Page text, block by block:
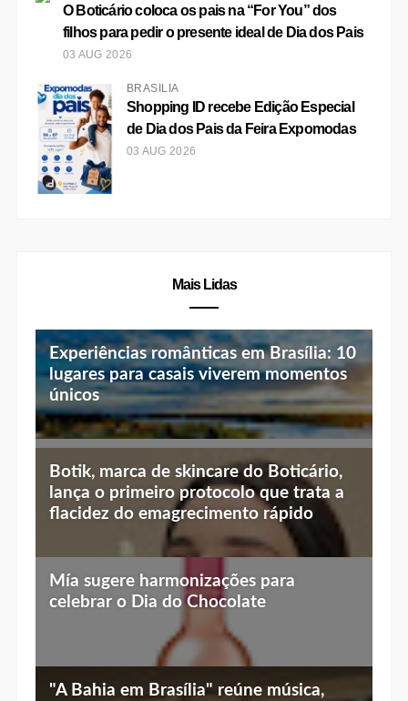
O Boticário coloca os pais na “For You” dos
filhos para pedir o presente ideal de Dia dos Pais
03 AUG 2026
BRASÍLIA
Shopping ID recebe Edição Especial
de Dia dos Pais da Feira Expomodas
03 AUG 2026
Mais Lidas
Experiências românticas em Brasília: 10
lugares para casais viverem momentos
únicos
Top 10 jantares românticos em Brasília:
luz baixa, vista linda e menu especial
Botik, marca de skincare do Boticário,
lança o primeiro protocolo que trata a
flacidez do emagrecimento rápido
Mía sugere harmonizações para
celebrar o Dia do Chocolate
"A Bahia em Brasília" reúne música,